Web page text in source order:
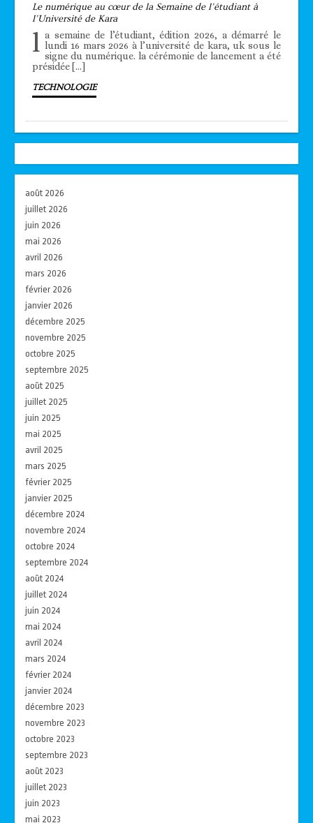
Le numérique au cœur de la Semaine de l’étudiant à
l’Université de Kara
l a semaine de l’étudiant, édition 2026, a démarré le
lundi 16 mars 2026 à l’université de kara, uk sous le
signe du numérique. la cérémonie de lancement a été
présidée […]
TECHNOLOGIE
août 2026
juillet 2026
juin 2026
mai 2026
avril 2026
mars 2026
février 2026
janvier 2026
décembre 2025
novembre 2025
octobre 2025
septembre 2025
août 2025
juillet 2025
juin 2025
mai 2025
avril 2025
mars 2025
février 2025
janvier 2025
décembre 2024
novembre 2024
octobre 2024
septembre 2024
août 2024
juillet 2024
juin 2024
mai 2024
avril 2024
mars 2024
février 2024
janvier 2024
décembre 2023
novembre 2023
octobre 2023
septembre 2023
août 2023
juillet 2023
juin 2023
mai 2023